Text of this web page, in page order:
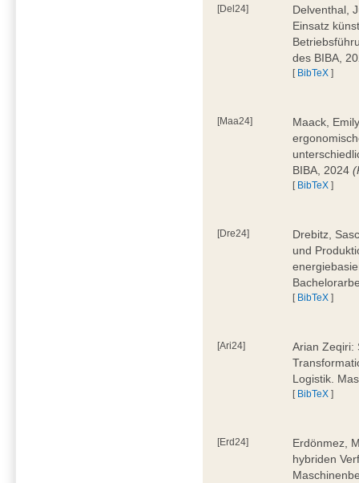
[Del24]
Delventhal,
Einsatz
des BIBA,
[ BibTeX ]
[Maa24]
Maack,
BIBA, 2024
[ BibTeX ]
[Dre24]
Drebitz,
und
[ BibTeX ]
[Ari24]
Arian Zeqiri:
Logistik.
[ BibTeX ]
[Erd24]
Erdönmez,
hybriden